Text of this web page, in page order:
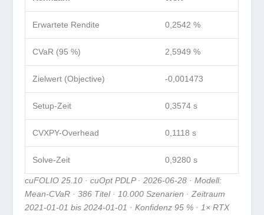
Erwartete Rendite 0,2542 %
CVaR (95 %) 2,5949 %
Zielwert (Objective) -0,001473
Setup-Zeit 0,3574 s
CVXPY-Overhead 0,1118 s
Solve-Zeit 0,9280 s
cuFOLIO 25.10 · cuOpt PDLP · 2026-06-28 · Modell:
Mean-CVaR · 386 Titel · 10.000 Szenarien · Zeitraum
2021-01-01 bis 2024-01-01 · Konfidenz 95 % · 1× RTX